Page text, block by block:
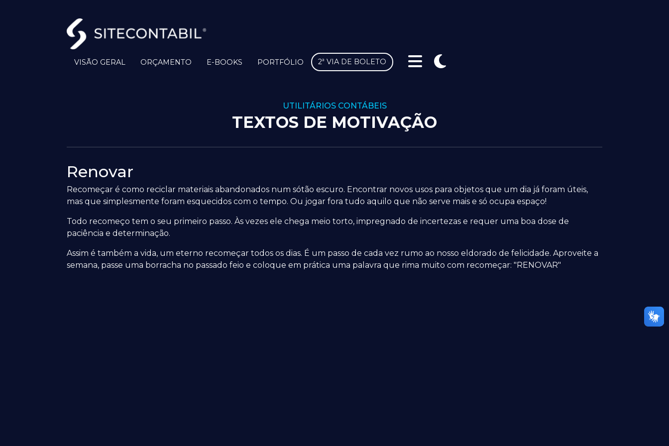
VISÃO GERAL ORÇAMENTO E-BOOKS PORTFÓLIO 2ª VIA DE BOLETO
UTILITÁRIOS CONTÁBEIS
TEXTOS DE MOTIVAÇÃO
Renovar
Recomeçar é como reciclar materiais abandonados num sótão escuro. Encontrar novos usos para objetos que um dia já foram úteis,
mas que simplesmente foram esquecidos com o tempo. Ou jogar fora tudo aquilo que não serve mais e só ocupa espaço!
Todo recomeço tem o seu primeiro passo. Às vezes ele chega meio torto, impregnado de incertezas e requer uma boa dose de
paciência e determinação.
Assim é também a vida, um eterno recomeçar todos os dias. É um passo de cada vez rumo ao nosso eldorado de felicidade. Aproveite a
semana, passe uma borracha no passado feio e coloque em prática uma palavra que rima muito com recomeçar: "RENOVAR"